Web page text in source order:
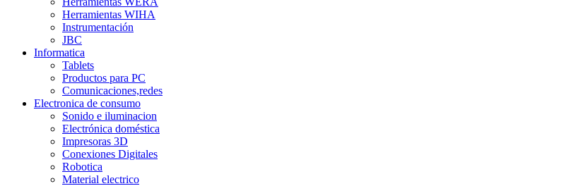
Herramientas WIHA
Instrumentación
JBC
Informatica
Tablets
Productos para PC
Comunicaciones,redes
Electronica de consumo
Sonido e iluminacion
Electrónica doméstica
Impresoras 3D
Conexiones Digitales
Robotica
Material electrico